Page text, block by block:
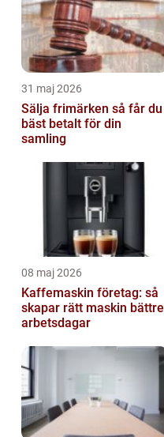
31 maj 2026
Sälja frimärken så får du
bäst betalt för din
samling
08 maj 2026
Kaffemaskin företag: så
skapar rätt maskin bättre
arbetsdagar